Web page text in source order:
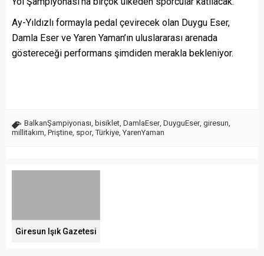
Ay-Yıldızlı formayla pedal çevirecek olan Duygu Eser,
Damla Eser ve Yaren Yaman’ın uluslararası arenada
göstereceği performans şimdiden merakla bekleniyor.
BalkanŞampiyonası, bisiklet, DamlaEser, DuyguEser, giresun,
millitakım, Priştine, spor,Türkiye, YarenYaman
Giresun Işık Gazetesi